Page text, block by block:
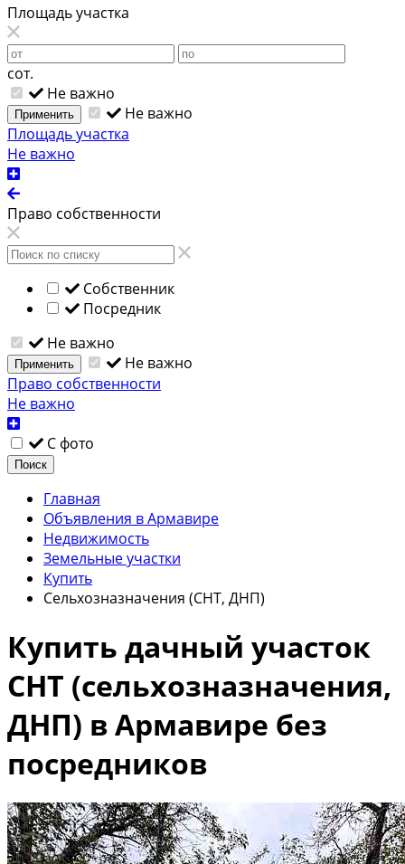
Площадь участка
сот.
Не важно
Применить
Не важно
Площадь участка
Не важно
Право собственности
Собственник
Посредник
Не важно
Применить
Не важно
Право собственности
Не важно
С фото
Поиск
Главная
Объявления в Армавире
Недвижимость
Земельные участки
Купить
Сельхозназначения (СНТ, ДНП)
Купить дачный участок
СНТ (сельхозназначения,
ДНП) в Армавире без
посредников